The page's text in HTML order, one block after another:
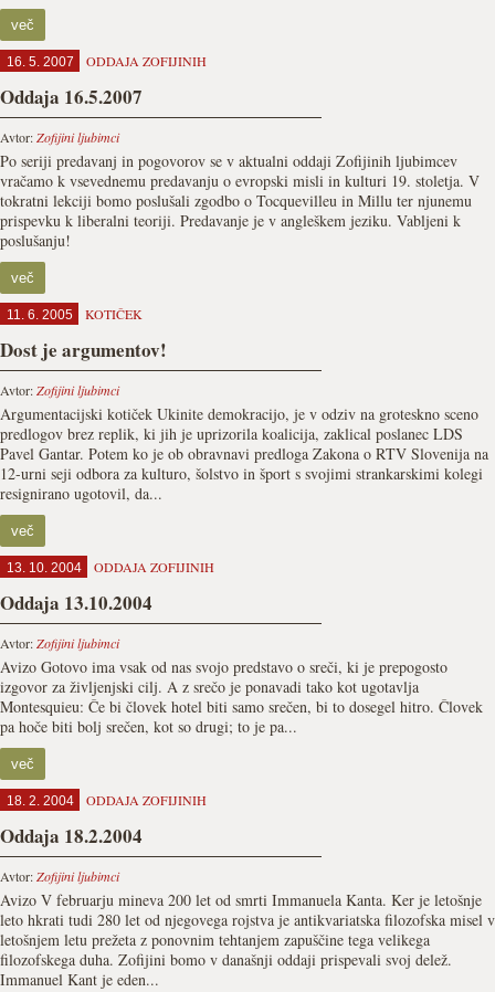
več
16. 5. 2007 ODDAJA ZOFIJINIH
Oddaja 16.5.2007
Avtor:Zofijini ljubimci
Po seriji predavanj in pogovorov se v aktualni oddaji Zofijinih ljubimcev
vračamo k vsevednemu predavanju o evropski misli in kulturi 19. stoletja. V
tokratni lekciji bomo poslušali zgodbo o Tocquevilleu in Millu ter njunemu
prispevku k liberalni teoriji. Predavanje je v angleškem jeziku. Vabljeni k
poslušanju!
več
11. 6. 2005 KOTIČEK
Dost je argumentov!
Avtor:Zofijini ljubimci
Argumentacijski kotiček Ukinite demokracijo, je v odziv na groteskno sceno
predlogov brez replik, ki jih je uprizorila koalicija, zaklical poslanec LDS
Pavel Gantar. Potem ko je ob obravnavi predloga Zakona o RTV Slovenija na
12-urni seji odbora za kulturo, šolstvo in šport s svojimi strankarskimi kolegi
resignirano ugotovil, da...
več
13. 10. 2004 ODDAJA ZOFIJINIH
Oddaja 13.10.2004
Avtor:Zofijini ljubimci
Avizo Gotovo ima vsak od nas svojo predstavo o sreči, ki je prepogosto
izgovor za življenjski cilj. A z srečo je ponavadi tako kot ugotavlja
Montesquieu: Če bi človek hotel biti samo srečen, bi to dosegel hitro. Človek
pa hoče biti bolj srečen, kot so drugi; to je pa...
več
18. 2. 2004 ODDAJA ZOFIJINIH
Oddaja 18.2.2004
Avtor:Zofijini ljubimci
Avizo V februarju mineva 200 let od smrti Immanuela Kanta. Ker je letošnje
leto hkrati tudi 280 let od njegovega rojstva je antikvariatska filozofska misel v
letošnjem letu prežeta z ponovnim tehtanjem zapuščine tega velikega
filozofskega duha. Zofijini bomo v današnji oddaji prispevali svoj delež.
Immanuel Kant je eden...